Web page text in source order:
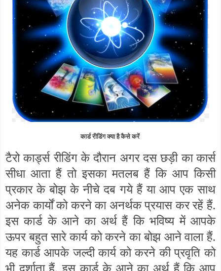
कार्ड रीडिंग क्या है कैसे करें
टैरो कार्ड्स रीडिंग के दौरान अगर दस छड़ी का कार्स
सीधा आता हैं तो इसका मतलब हैं कि आप किसी
प्रकार के बोझ के नीचे दब गये हैं या आप एक साथ
अनेक कार्यों को करने का अनर्थक प्रयास कर रहें हैं.
इस कार्ड के आने का अर्थ हैं कि भविष्य में आपके
ऊपर बहुत सारे कार्य को करने का बोझ आने वाला हैं.
यह कार्ड आपके जल्दी कार्य को करने की प्रवृति को